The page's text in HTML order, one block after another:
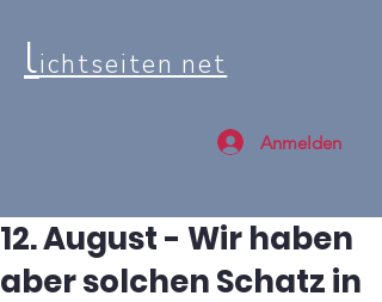
lichtseiten net
Anmelden
12. August - Wir haben
aber solchen Schatz in